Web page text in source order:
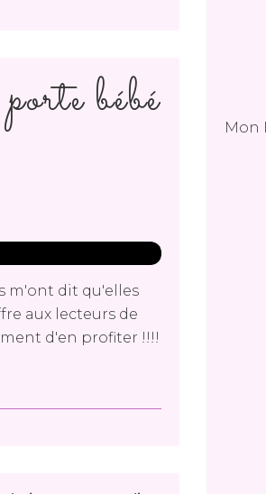
bébé
m'ont dit qu'elles
aux lecteurs de
d'en profiter !!!!
Mon